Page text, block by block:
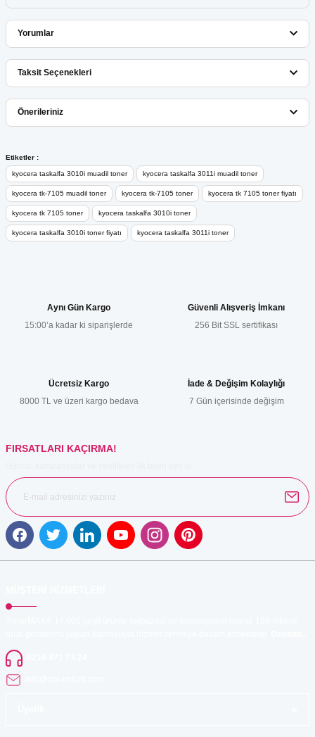
Yorumlar
Bu ürüne ilk yorumu siz yapın!
Taksit Seçenekleri
Önerileriniz
Bu ürünün fiyat bilgisi, resim, ürün açıklamalarında ve diğer
konularda yetersiz gördüğünüz noktaları öneri formunu kullanarak
tarafımıza iletebilirsiniz.
Görüş ve önerileriniz için teşekkür ederiz.
Ürün resmi kalitesiz, bozuk veya görüntülenemiyor.
Etiketler :
kyocera taskalfa 3010i muadil toner kyocera taskalfa 3011i muadil toner
kyocera tk-7105 muadil toner kyocera tk-7105 toner kyocera tk 7105 toner fiyatı
kyocera tk 7105 toner kyocera taskalfa 3010i toner
kyocera taskalfa 3010i toner fiyatı kyocera taskalfa 3011i toner
Aynı Gün Kargo
15:00’a kadar ki siparişlerde
Güvenli Alışveriş İmkanı
256 Bit SSL sertifikası
Ücretsiz Kargo
8000 TL ve üzeri kargo bedava
İade & Değişim Kolaylığı
7 Gün içerisinde değişim
FIRSATLARI KAÇIRMA!